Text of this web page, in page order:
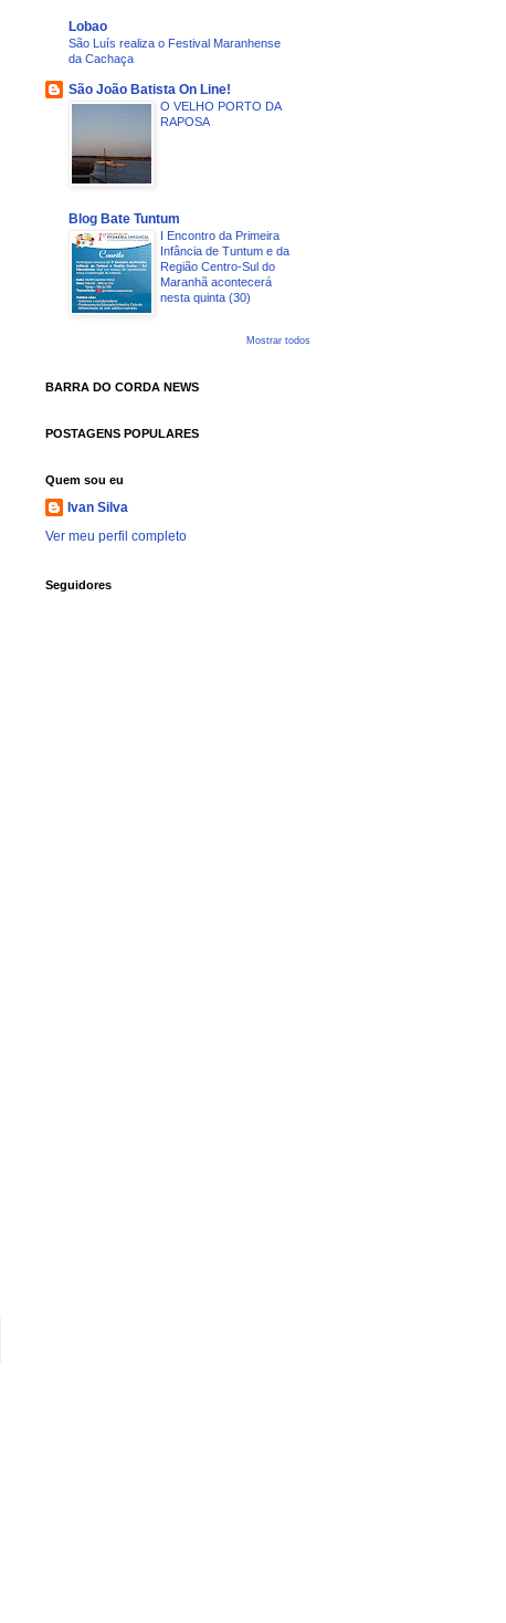
Lobao
São Luís realiza o Festival Maranhense
da Cachaça
São João Batista On Line!
O VELHO PORTO DA
RAPOSA
Blog Bate Tuntum
I Encontro da Primeira
Infância de Tuntum e da
Região Centro-Sul do
Maranhã acontecerá
nesta quinta (30)
Mostrar todos
BARRA DO CORDA NEWS
POSTAGENS POPULARES
Quem sou eu
Ivan Silva
Ver meu perfil completo
Seguidores